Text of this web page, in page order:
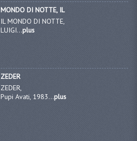
MONDO DI NOTTE, IL
IL MONDO DI NOTTE,
LUIGI...plus
ZEDER
ZEDER,
Pupi Avati, 1983...plus